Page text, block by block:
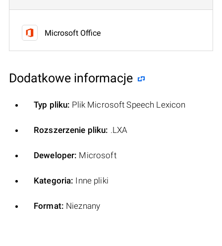
Microsoft Office
Dodatkowe informacje
Typ pliku: Plik Microsoft Speech Lexicon
Rozszerzenie pliku: .LXA
Deweloper: Microsoft
Kategoria: Inne pliki
Format: Nieznany